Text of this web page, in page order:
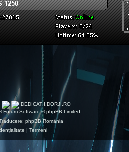
DEDICATII.DORJI.RO
Forum Software © phpBB Limited
phpBB România
| Termeni